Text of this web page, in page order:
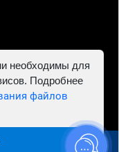
781302555843,
Автосервис "Евро
необходимы для
Подробнее
файлов